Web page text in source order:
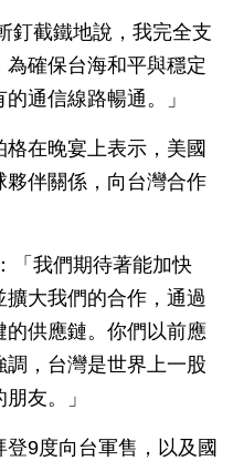
釘截鐵地說，我完全支
確保台海和平與穩定
通信線路暢通。」
在晚宴上表示，美國
伴關係，向台灣合作
「我們期待著能加快
擴大我們的合作，通過
供應鏈。你們以前應
，台灣是世界上一股
友。」
9度向台軍售，以及國